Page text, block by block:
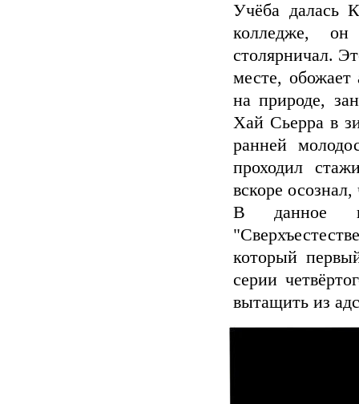
Учёба далась
колледже,
столярничал.
месте,
на природе,
Хай Сьерра в
ранней
проходил
вскоре
В данное
который
серии
вытащить из